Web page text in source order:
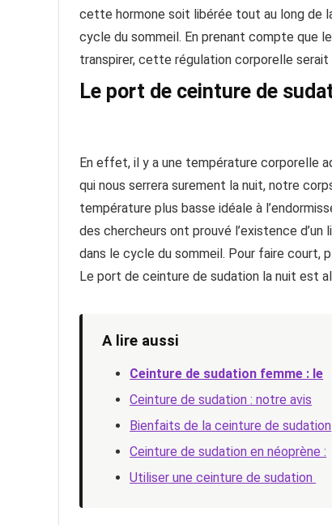
cette hormone soit libérée tout au long de
cycle du sommeil. En prenant compte que
transpirer, cette régulation corporelle
Le port de ceinture de
En effet, il y a une température corporelle
qui nous serrera surement la nuit, notre
température plus basse idéale à
des chercheurs ont prouvé l’existence
dans le cycle du sommeil. Pour faire court,
Le port de ceinture de sudation la nuit est
A lire aussi
Ceinture de sudation femme : le
Ceinture de sudation : notre avis
Bienfaits de la ceinture de sudation
Ceinture de sudation en néoprène :
Utiliser une ceinture de sudation